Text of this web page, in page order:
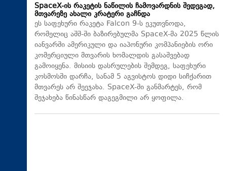
SpaceX-ის რაკეტის ნაწილის ჩამოვარდნის შედეგად,
მთვარეზე ახალი კრატერი გაჩნდა
ეს საფეხური რაკეტა Falcon 9-ს ეკუთვნოდა,
რომელიც აშშ-ში ბაზირებულმა SpaceX-მა 2025 წლის
იანვარში ამერიკული და იაპონური კომპანიების ორი
კომერციული მთვარის ხომალდის გასაშვებად
გამოიყენა. მისიის დასრულების შემდეგ, საფეხური
კოსმოსში დარჩა, სანამ 5 აგვისტოს დიდი სიჩქარით
მთვარეს არ შეეჯახა.​ SpaceX-ში განმარტეს, რომ
შეჯახება წინასწარ დაგეგმილი არ ყოფილა.